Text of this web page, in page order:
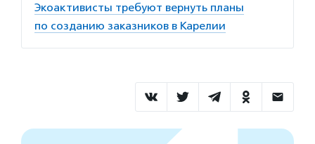
Экоактивисты требуют вернуть планы
по созданию заказников в Карелии